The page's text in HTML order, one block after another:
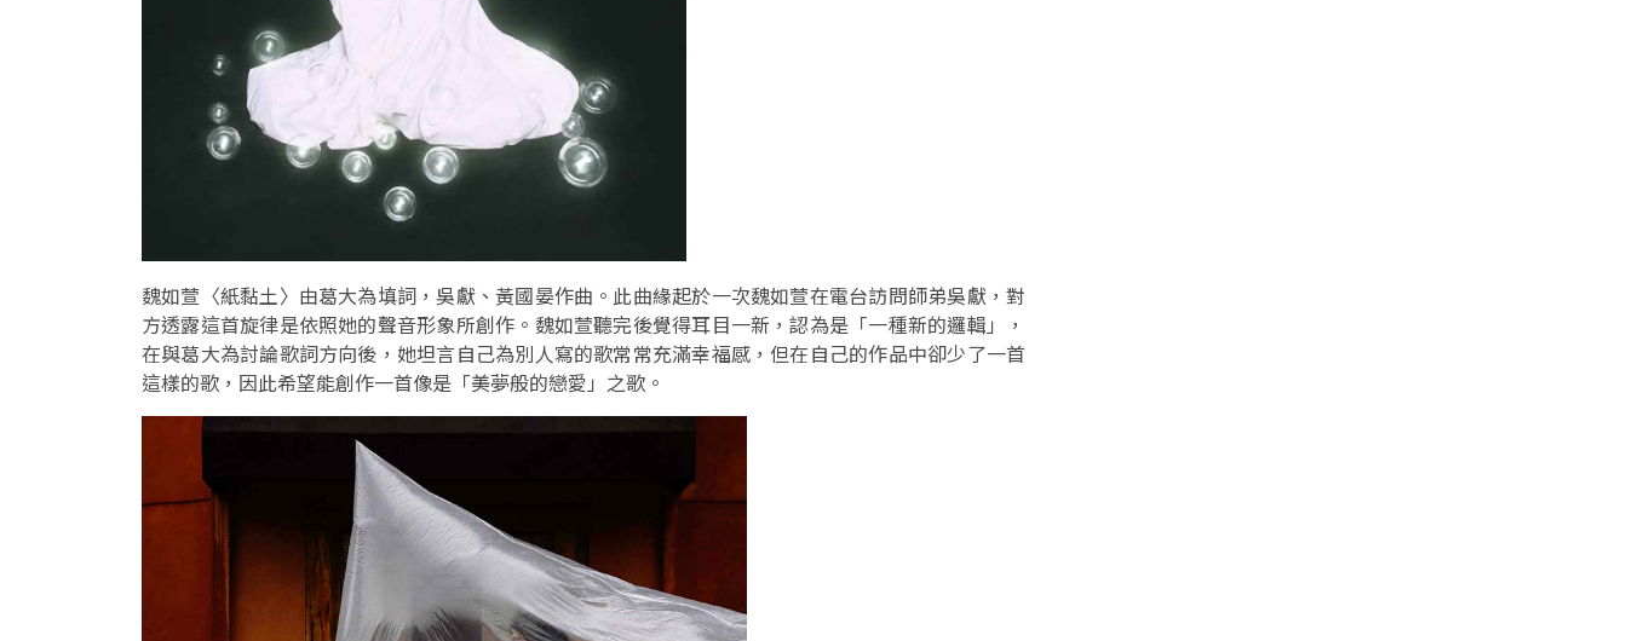
魏如萱〈紙黏土〉由葛大為填詞，吳獻、黃國晏作曲。此曲緣起於一次魏如萱在電台訪問師弟吳獻，對
方透露這首旋律是依照她的聲音形象所創作。魏如萱聽完後覺得耳目一新，認為是「一種新的邏輯」，
在與葛大為討論歌詞方向後，她坦言自己為別人寫的歌常常充滿幸福感，但在自己的作品中卻少了一首
這樣的歌，因此希望能創作一首像是「美夢般的戀愛」之歌。